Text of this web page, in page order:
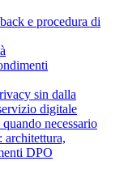
e procedura di
sin dalla
digitale
necessario
architettura,
DPO